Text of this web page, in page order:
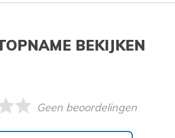
BEKIJKEN
Geen beoordelingen